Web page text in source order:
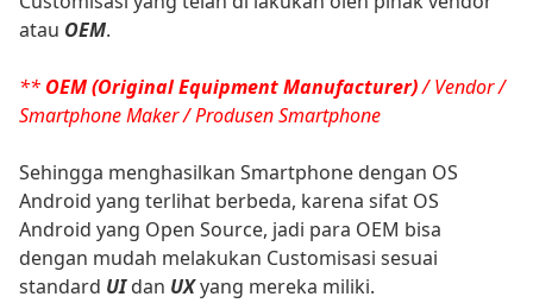
atau OEM.
** OEM (Original Equipment Manufacturer)/ Vendor /
Smartphone Maker / Produsen Smartphone
Sehingga menghasilkan Smartphone dengan OS
Android yang terlihat berbeda, karena sifat OS
Android yang Open Source, jadi para OEM bisa
dengan mudah melakukan Customisasi sesuai
standard UIdan UXyang mereka miliki.